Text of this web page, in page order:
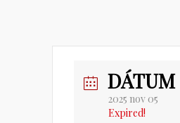
DÁTUM
2025 nov 05
Expired!